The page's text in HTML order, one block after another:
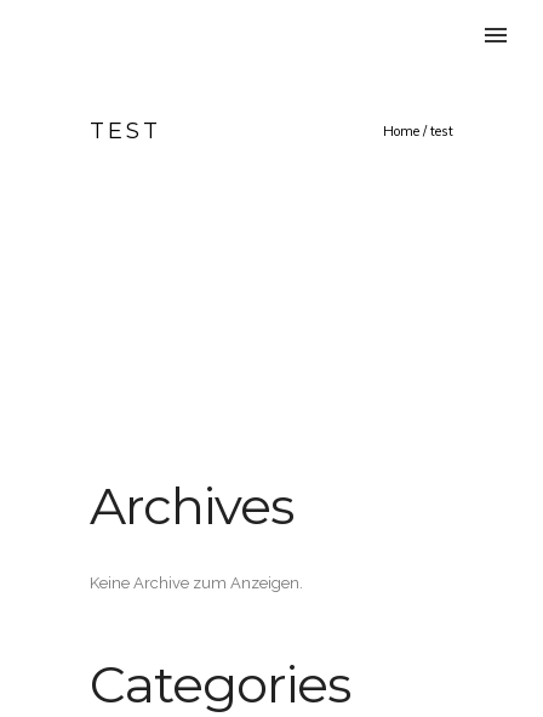
TEST Home /test
Archives
Keine Archive zum Anzeigen.
Categories